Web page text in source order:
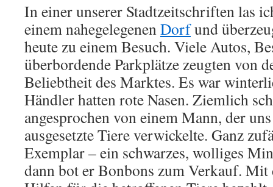
In einer unserer Stadtzeitschriften las
einem nahegelegenenDorfund
heute zu einem Besuch. Viele Autos,
überbordende Parkplätze zeugten von
Beliebtheit des Marktes. Es war
Händler hatten rote Nasen. Ziemlich
angesprochen von einem Mann, der
ausgesetzte Tiere verwickelte. Ganz
Exemplar – ein schwarzes, wolliges
dann bot er Bonbons zum Verkauf.